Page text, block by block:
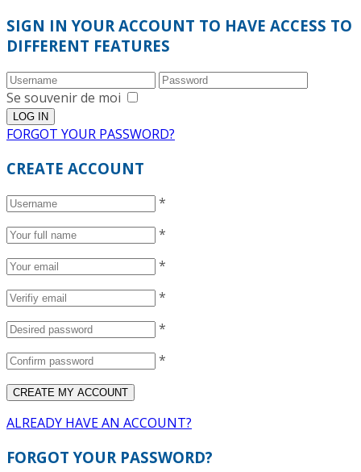
SIGN IN YOUR ACCOUNT TO HAVE ACCESS TO
DIFFERENT FEATURES
Se souvenir de moi
FORGOT YOUR PASSWORD?
CREATE ACCOUNT
*
*
*
*
*
*
ALREADY HAVE AN ACCOUNT?
FORGOT YOUR PASSWORD?